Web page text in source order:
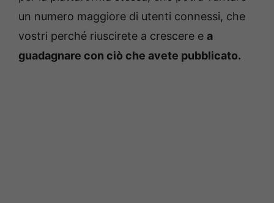
un numero maggiore di utenti connessi, che
vostri perché riuscirete a crescere e a
guadagnare con ciò che avete pubblicato.